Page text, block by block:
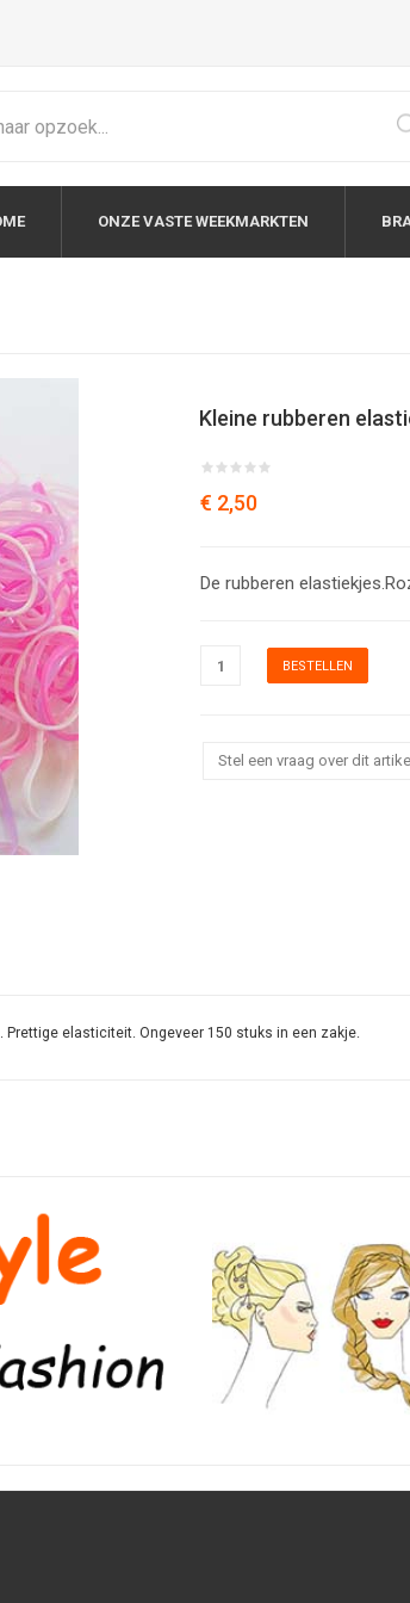
ONZE VASTE WEEKMARKTEN
Kleine rubberen
€ 2,50
De rubberen
Stel een vraag over dit artikel
elasticiteit. Ongeveer 150 stuks in een zakje.